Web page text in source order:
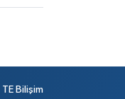
TE Bilişim